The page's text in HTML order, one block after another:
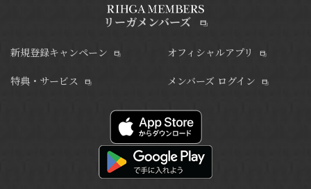
リーガメンバーズ
新規登録キャンペーン
特典・サービス
オフィシャルアプリ
メンバーズ ログイン